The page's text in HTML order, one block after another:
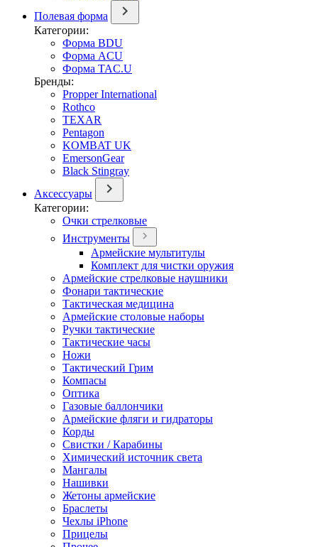
Полевая форма
Категории:
Форма BDU
Форма ACU
Форма TAC.U
Бренды:
Propper International
Rothco
TEXAR
Pentagon
KOMBAT UK
EmersonGear
Black Stingray
Аксессуары
Категории:
Очки стрелковые
Инструменты
Армейские мультитулы
Комплект для чистки оружия
Армейские стрелковые наушники
Фонари тактические
Тактическая медицина
Армейские столовые наборы
Ручки тактические
Тактические часы
Ножи
Тактический Грим
Компасы
Оптика
Газовые баллончики
Армейские фляги и гидраторы
Корды
Свистки / Карабины
Химический источник света
Мангалы
Нашивки
Жетоны армейские
Браслеты
Чехлы iPhone
Прицелы